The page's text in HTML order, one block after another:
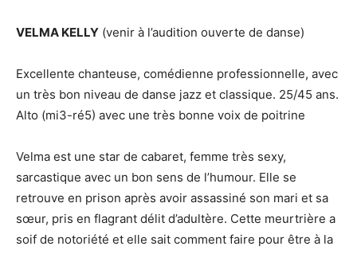
VELMA KELLY (venir à l’audition ouverte de danse)
Excellente chanteuse, comédienne professionnelle, avec
un très bon niveau de danse jazz et classique. 25/45 ans.
Alto (mi3-ré5) avec une très bonne voix de poitrine
Velma est une star de cabaret, femme très sexy,
sarcastique avec un bon sens de l’humour. Elle se
retrouve en prison après avoir assassiné son mari et sa
sœur, pris en flagrant délit d’adultère. Cette meurtrière a
soif de notoriété et elle sait comment faire pour être à la